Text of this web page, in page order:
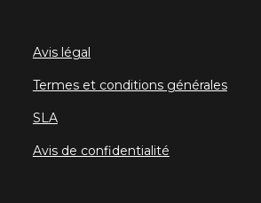
Avis légal
Termes et conditions générales
SLA
Avis de confidentialité